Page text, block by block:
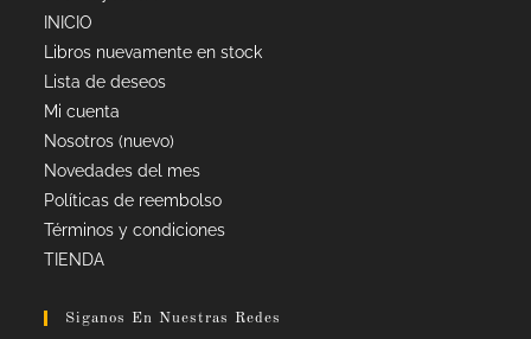
INICIO
Libros nuevamente en stock
Lista de deseos
Mi cuenta
Nosotros (nuevo)
Novedades del mes
Políticas de reembolso
Términos y condiciones
TIENDA
Siganos En Nuestras Redes